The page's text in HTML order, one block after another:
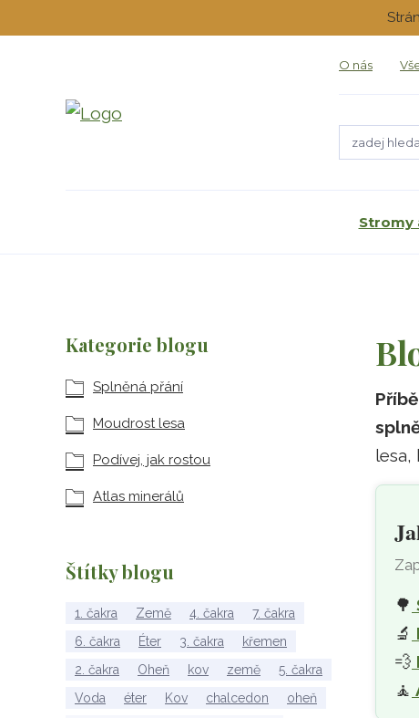
O nás
Stromy
Kategorie blogu
Splněná přání
Moudrost lesa
Podívej, jak rostou
Atlas minerálů
Štítky blogu
1. čakra Země 4. čakra
7. čakra
6. čakra
Éter 3. čakra
křemen
2. čakra
Oheň kov země
5. čakra
Voda
éter Kov chalcedon
oheň
lesa,
🌳
🔬
💨
🧘‍